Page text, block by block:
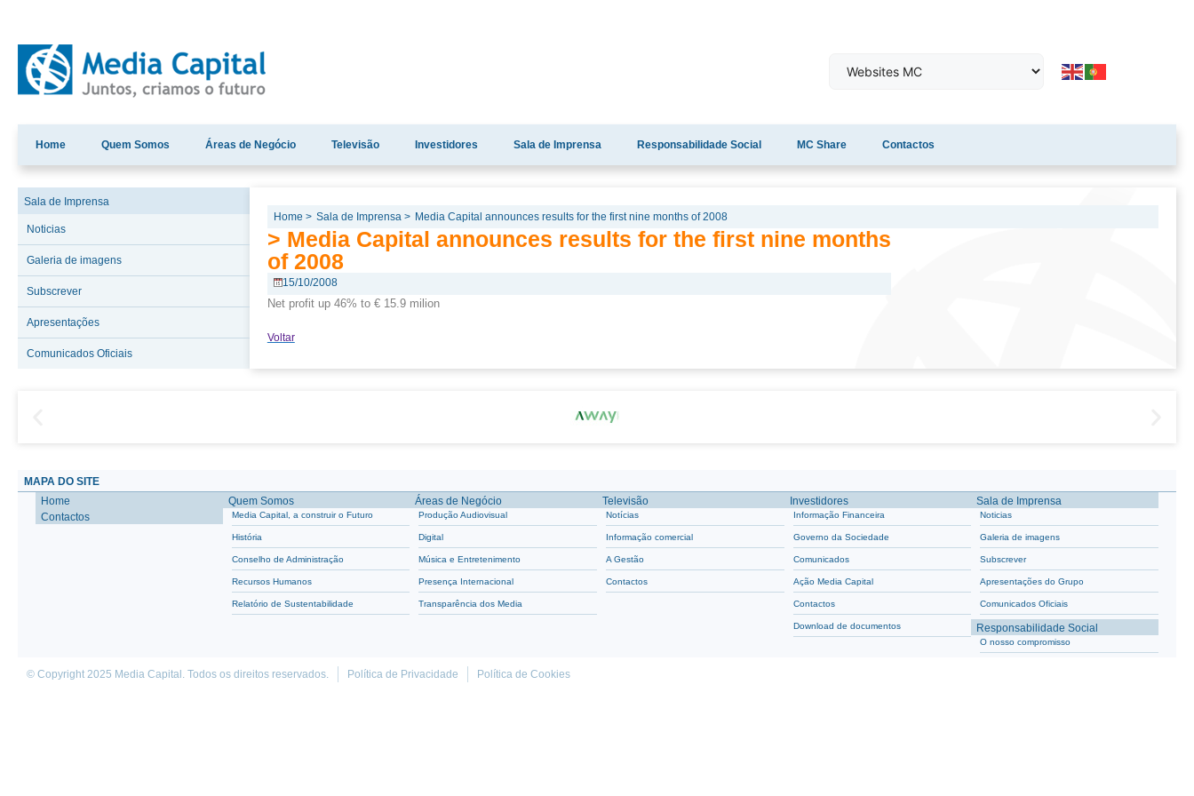
Home Quem Somos Áreas de Negócio Televisão Investidores Sala de Imprensa Responsabilidade Social MC Share Contactos
Sala de Imprensa
Noticias
Galeria de imagens
Subscrever
Apresentações
Comunicados Oficiais
Home > Sala de Imprensa > Media Capital announces results for the first nine months of 2008
> Media Capital announces results for the first nine months
of 2008
15/10/2008
Net profit up 46% to € 15.9 milion
Voltar
MAPA DO SITE
Home
Contactos
Quem Somos
Media Capital, a construir o Futuro
História
Conselho de Administração
Recursos Humanos
Relatório de Sustentabilidade
Áreas de Negócio
Produção Audiovisual
Digital
Música e Entretenimento
Presença Internacional
Transparência dos Media
Televisão
Notícias
Informação comercial
A Gestão
Contactos
Investidores
Informação Financeira
Governo da Sociedade
Comunicados
Ação Media Capital
Contactos
Download de documentos
Sala de Imprensa
Noticias
Galeria de imagens
Subscrever
Apresentações do Grupo
Comunicados Oficiais
Responsabilidade Social
O nosso compromisso
© Copyright 2025 Media Capital. Todos os direitos reservados. Política de Privacidade Política de Cookies